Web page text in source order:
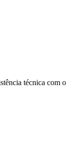
técnica com o